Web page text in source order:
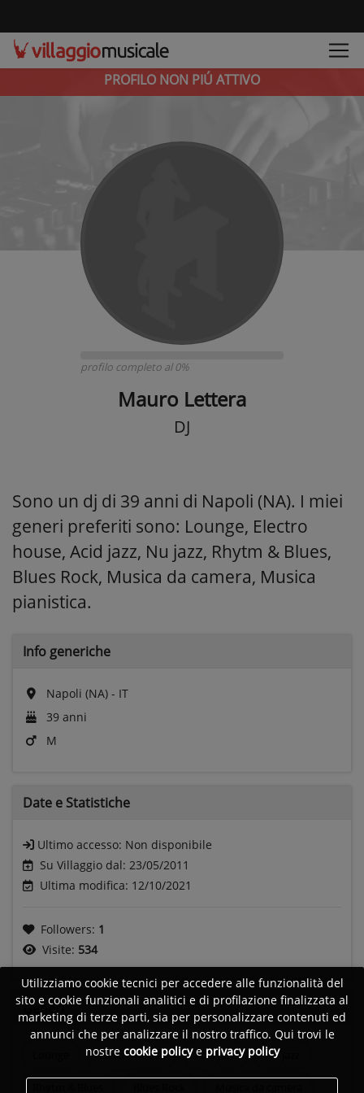
PROFILO NON PIÚ ATTIVO
profilo completo al 0%
Mauro Lettera
DJ
Sono un dj di 39 anni di Napoli (NA). I miei
generi preferiti sono: Lounge, Electro
house, Acid jazz, Nu jazz, Rhytm & Blues,
Blues Rock, Musica da camera, Musica
pianistica.
Info generiche
Napoli (NA) - IT
39 anni
M
Date e Statistiche
Ultimo accesso: Non disponibile
Su Villaggio dal: 23/05/2011
Ultima modifica: 12/10/2021
Followers: 1
Visite: 534
Generi
Electro house Acid jazz Nu jazz
Utilizziamo cookie tecnici per accedere alle funzionalità del
sito e cookie funzionali analitici e di profilazione finalizzata al
marketing di terze parti, sia per personalizzare contenuti ed
annunci che per analizzare il nostro traffico. Qui trovi le
nostre cookie policye privacy policy